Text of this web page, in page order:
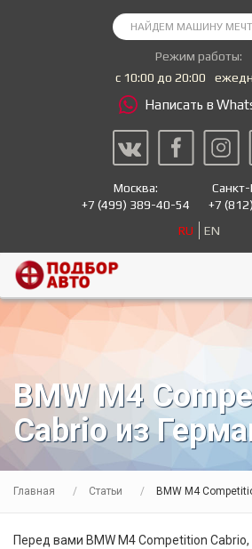
Режим работы:
с 10:00 до 20:00
Написать в
Москва:
+7 (499) 389-40-54
Санкт-
+7
RU
EN
BMW M4
Cabrio из
Главная Статьи BMW M4
Перед вами BMW M4 Competition